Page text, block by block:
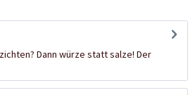
Dann würze statt salze! Der